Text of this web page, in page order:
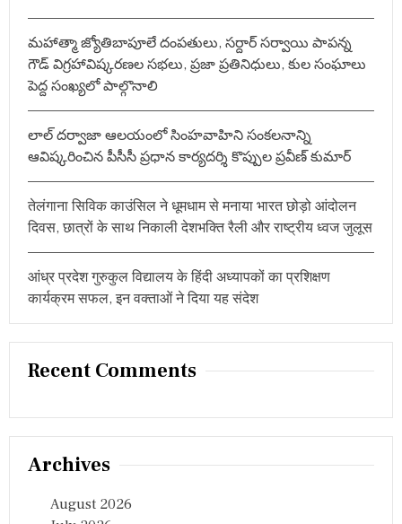
మహాత్మా జ్యోతిబాపూలే దంపతులు, సర్దార్ సర్వాయి పాపన్న
గౌడ్ విగ్రహావిష్కరణల సభలు, ప్రజా ప్రతినిధులు, కుల సంఘాలు
పెద్ద సంఖ్యలో పాల్గొనాలి
లాల్ దర్వాజా ఆలయంలో సింహవాహిని సంకలనాన్ని
ఆవిష్కరించిన పీసీసీ ప్రధాన కార్యదర్శి కొప్పుల ప్రవీణ్ కుమార్
तेलंगाना सिविक काउंसिल ने धूमधाम से मनाया भारत छोड़ो आंदोलन
दिवस, छात्रों के साथ निकाली देशभक्ति रैली और राष्ट्रीय ध्वज जुलूस
आंध्र प्रदेश गुरुकुल विद्यालय के हिंदी अध्यापकों का प्रशिक्षण
कार्यक्रम सफल, इन वक्ताओं ने दिया यह संदेश
Recent Comments
Archives
August 2026